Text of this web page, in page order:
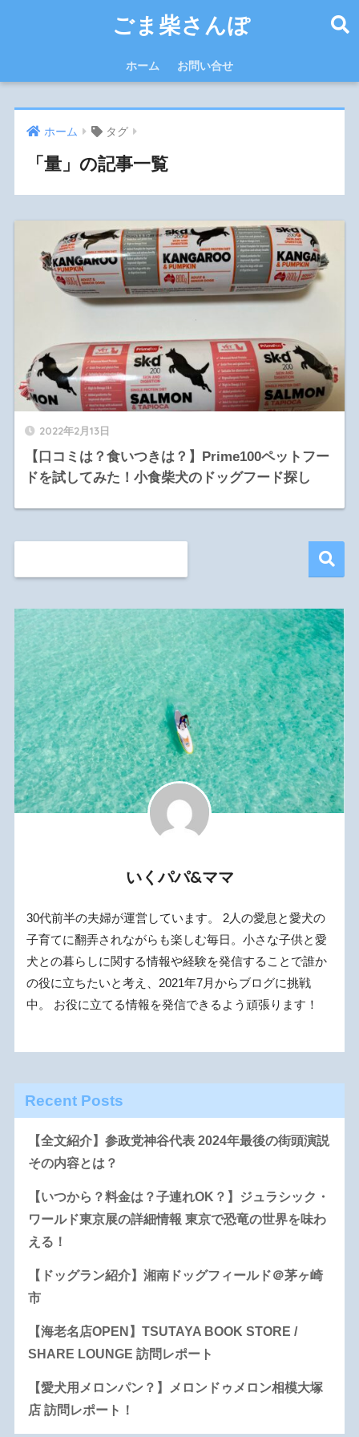
ごま柴さんぽ
ホーム お問い合せ
ホーム タグ
「量」の記事一覧
2022年2月13日
【口コミは？食いつきは？】Prime100ペットフー
ドを試してみた！小食柴犬のドッグフード探し
いくパパ&ママ
30代前半の夫婦が運営しています。 2人の愛息と愛犬の
子育てに翻弄されながらも楽しむ毎日。小さな子供と愛
犬との暮らしに関する情報や経験を発信することで誰か
の役に立ちたいと考え、2021年7月からブログに挑戦
中。 お役に立てる情報を発信できるよう頑張ります！
Recent Posts
【全文紹介】参政党神谷代表 2024年最後の街頭演説
その内容とは？
【いつから？料金は？子連れOK？】ジュラシック・
ワールド東京展の詳細情報 東京で恐竜の世界を味わ
える！
【ドッグラン紹介】湘南ドッグフィールド＠茅ヶ崎
市
【海老名店OPEN】TSUTAYA BOOK STORE /
SHARE LOUNGE 訪問レポート
【愛犬用メロンパン？】メロンドゥメロン相模大塚
店 訪問レポート！